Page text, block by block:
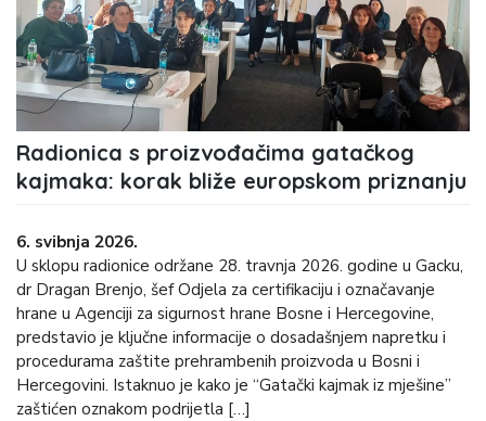
Radionica s proizvođačima gatačkog
kajmaka: korak bliže europskom priznanju
6. svibnja 2026.
U sklopu radionice održane 28. travnja 2026. godine u Gacku,
dr Dragan Brenjo, šef Odjela za certifikaciju i označavanje
hrane u Agenciji za sigurnost hrane Bosne i Hercegovine,
predstavio je ključne informacije o dosadašnjem napretku i
procedurama zaštite prehrambenih proizvoda u Bosni i
Hercegovini. Istaknuo je kako je “Gatački kajmak iz mješine”
zaštićen oznakom podrijetla […]